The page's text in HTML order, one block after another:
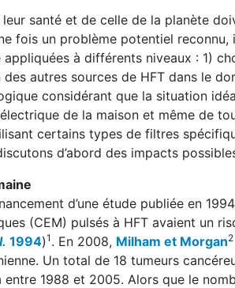
santé et de celle de la planète
fois un problème potentiel
à différents niveaux : 1)
autres sources de HFT dans le
considérant que la situation
de la maison et même de
certains types de filtres
d’abord des impacts
d’une étude publiée en
(CEM) pulsés à HFT avaient un
1994)1 . En 2008, Milham et Morgan2
Un total de 18 tumeurs
entre 1988 et 2005. Alors que le